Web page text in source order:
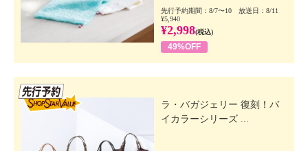
先行予約期間：8/7〜10 放送日：8/11
¥5,940
¥2,998(税込)
49%OFF
ラ・バガジェリー 復刻！バ
イカラーシリーズ ...